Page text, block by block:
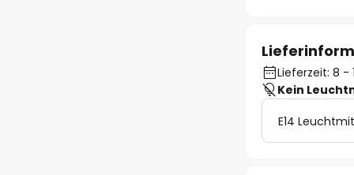
Lieferzeit: 8 -
Kein
E14